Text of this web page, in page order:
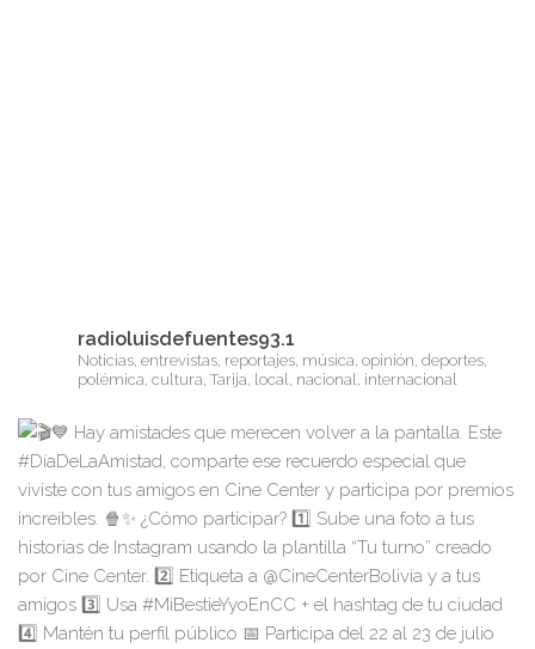
radioluisdefuentes93.1
Noticias, entrevistas, reportajes, música, opinión, deportes,
polémica, cultura, Tarija, local, nacional, internacional